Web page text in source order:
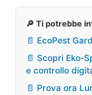
🔎 Ti potrebbe
📄 EcoPest
📄 Scopri
e controllo
📄 Prova ora